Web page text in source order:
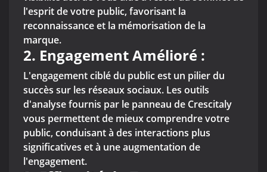
l'esprit de votre public, favorisant la
reconnaissance et la mémorisation de la
marque.
2. Engagement Amélioré :
L'engagement ciblé du public est un pilier du
succès sur les réseaux sociaux. Les outils
d'analyse fournis par le panneau de Crescitaly
vous permettent de mieux comprendre votre
public, conduisant à des interactions plus
significatives et à une augmentation de
l'engagement.